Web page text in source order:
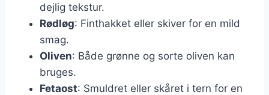
dejlig tekstur.
Rødløg: Finthakket eller skiver for en mild
smag.
Oliven: Både grønne og sorte oliven kan
bruges.
Fetaost: Smuldret eller skåret i tern for en